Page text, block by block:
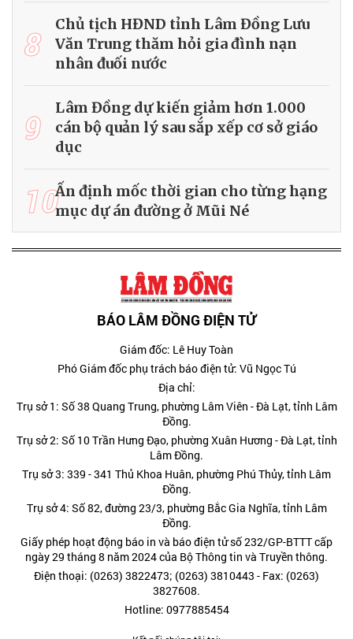
8
Chủ tịch HĐND tỉnh Lâm Đồng Lưu
Văn Trung thăm hỏi gia đình nạn
nhân đuối nước
9
Lâm Đồng dự kiến giảm hơn 1.000
cán bộ quản lý sau sắp xếp cơ sở giáo
dục
10Ấn định mốc thời gian cho từng hạng
mục dự án đường ở Mũi Né
BÁO LÂM ĐỒNG ĐIỆN TỬ
Giám đốc: Lê Huy Toàn
Phó Giám đốc phụ trách báo điện tử: Vũ Ngọc Tú
Địa chỉ:
Trụ sở 1: Số 38 Quang Trung, phường Lâm Viên - Đà Lạt, tỉnh Lâm
Đồng.
Trụ sở 2: Số 10 Trần Hưng Đạo, phường Xuân Hương - Đà Lạt, tỉnh
Lâm Đồng.
Trụ sở 3: 339 - 341 Thủ Khoa Huân, phường Phú Thủy, tỉnh Lâm
Đồng.
Trụ sở 4: Số 82, đường 23/3, phường Bắc Gia Nghĩa, tỉnh Lâm
Đồng.
Giấy phép hoạt động báo in và báo điện tử số 232/GP-BTTT cấp
ngày 29 tháng 8 năm 2024 của Bộ Thông tin và Truyền thông.
Điện thoại: (0263) 3822473; (0263) 3810443 - Fax: (0263)
3827608.
Hotline: 0977885454